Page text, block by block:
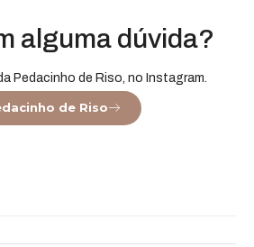
alguma dúvida?
Pedacinho de Riso, no Instagram.
de Riso